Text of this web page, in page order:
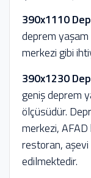
390x1110
deprem yaşam
merkezi gibi
390x1230
geniş deprem
ölçüsüdür.
merkezi,
restoran, aşevi
edilmektedir.